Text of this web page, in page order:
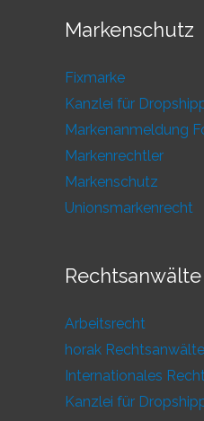
Markenschutz
Fixmarke
Kanzlei für
Markenanmeldung
Markenrechtler
Markenschutz
Unionsmarkenrecht
Rechtsanwälte
Arbeitsrecht
horak Rechtsanwälte
Internationales Recht
Kanzlei für